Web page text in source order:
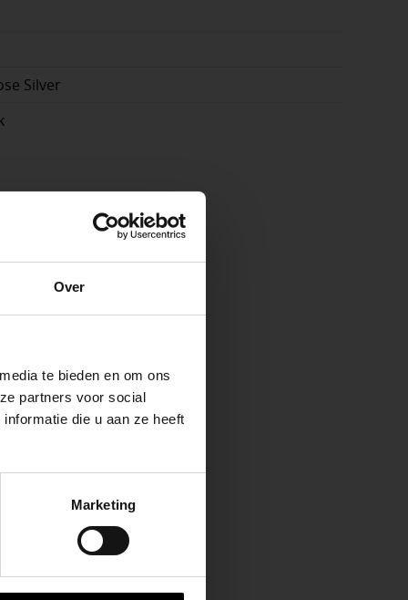
Over
te bieden en om ons
partners voor social
die u aan ze heeft
Marketing
Silver
van jouw